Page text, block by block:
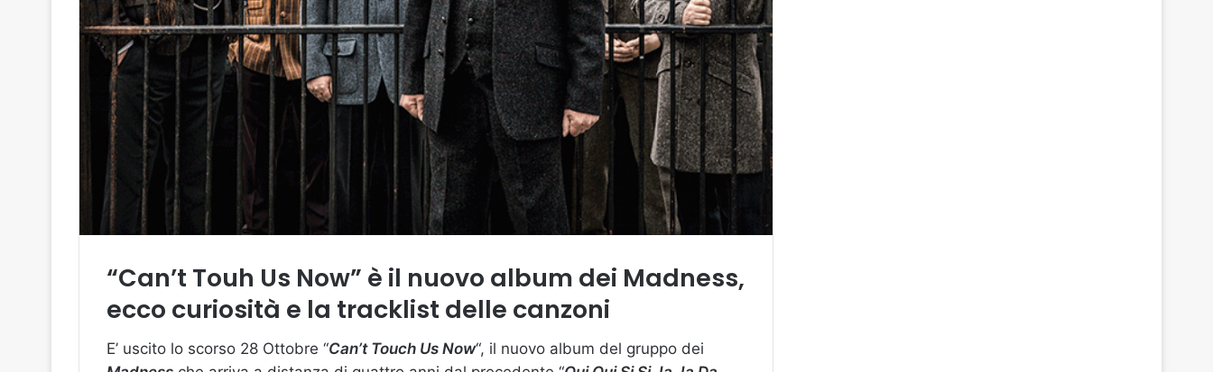
“Can’t Touh Us Now” è il nuovo album dei Madness,
ecco curiosità e la tracklist delle canzoni
E’ uscito lo scorso 28 Ottobre “Can’t Touch Us Now“, il nuovo album del gruppo dei